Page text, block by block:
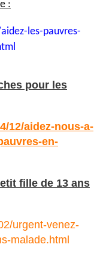
:
les-pauvres-
pour les
12/aidez-nous-a-
en-
fille de 13 ans
urgent-venez-
malade.html